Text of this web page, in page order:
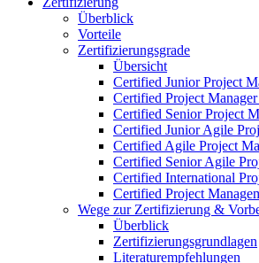
Überblick
Vorteile
Zertifizierungsgrade
Übersicht
Certified Junior Project
Certified Project
Certified Senior Project
Certified Junior Agile
Certified Agile Project
Certified Senior Agile
Certified International
Certified Project
Wege zur Zertifizierung &
Überblick
Zertifizierungsgrundlagen
Literaturempfehlungen